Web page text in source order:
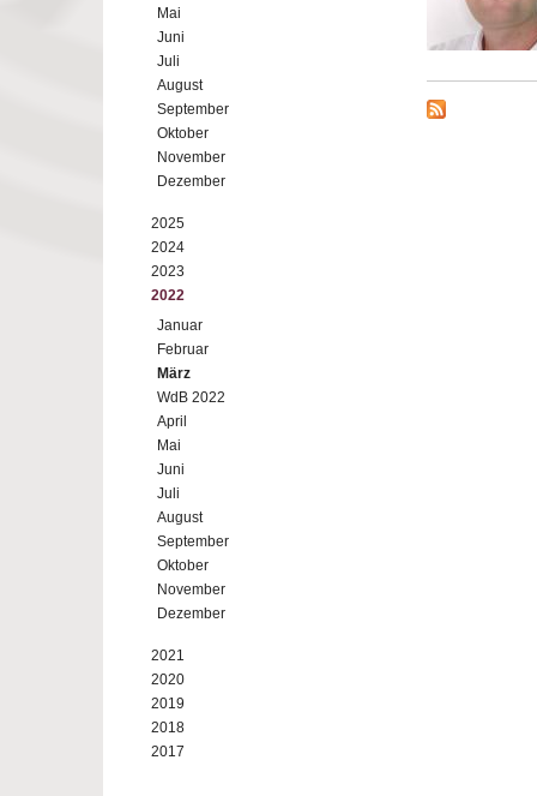
Mai
Juni
Juli
August
September
Oktober
November
Dezember
2025
2024
2023
2022
Januar
Februar
März
WdB 2022
April
Mai
Juni
Juli
August
September
Oktober
November
Dezember
2021
2020
2019
2018
2017